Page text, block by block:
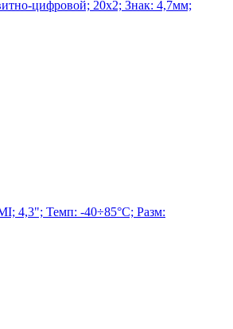
цифровой; 20x2; Знак: 4,7мм;
4,3"; Темп: -40÷85°C; Разм: